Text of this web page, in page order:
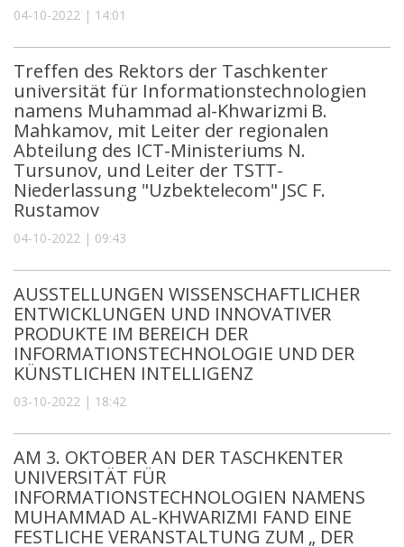
04-10-2022 | 14:01
Treffen des Rektors der Taschkenter
universität für Informationstechnologien
namens Muhammad al-Khwarizmi B.
Mahkamov, mit Leiter der regionalen
Abteilung des ICT-Ministeriums N.
Tursunov, und Leiter der TSTT-
Niederlassung "Uzbektelecom" JSC F.
Rustamov
04-10-2022 | 09:43
AUSSTELLUNGEN WISSENSCHAFTLICHER
ENTWICKLUNGEN UND INNOVATIVER
PRODUKTE IM BEREICH DER
INFORMATIONSTECHNOLOGIE UND DER
KÜNSTLICHEN INTELLIGENZ
03-10-2022 | 18:42
AM 3. OKTOBER AN DER TASCHKENTER
UNIVERSITÄT FÜR
INFORMATIONSTECHNOLOGIEN NAMENS
MUHAMMAD AL-KHWARIZMI FAND EINE
FESTLICHE VERANSTALTUNG ZUM „ DER